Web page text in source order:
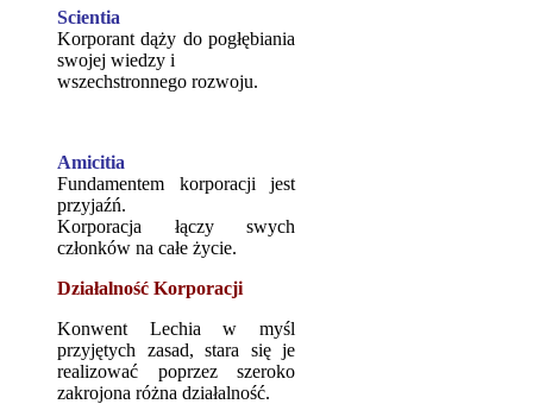
Scientia
Korporant dąży do pogłębiania
swojej wiedzy i
wszechstronnego rozwoju.
Amicitia
Fundamentem korporacji jest
przyjaźń.
Korporacja łączy swych
członków na całe życie.
Działalność Korporacji
Konwent Lechia w myśl
przyjętych zasad, stara się je
realizować poprzez szeroko
zakrojona różna działalność.